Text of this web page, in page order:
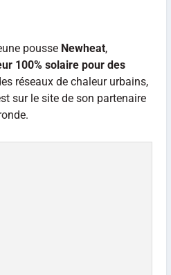
pousse Newheat,
100% solaire pour des
réseaux de chaleur urbains,
sur le site de son partenaire